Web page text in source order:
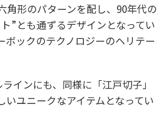
角形のパターンを配し、90年代の
”とも通ずるデザインとなってい
ックのテクノロジーのヘリテー
インにも、同様に「江戸切子」
ユニークなアイテムとなってい